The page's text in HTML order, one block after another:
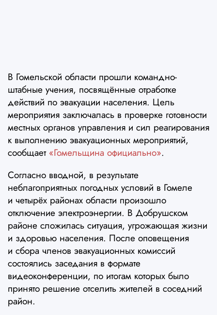
В Гомельской области прошли командно-
штабные учения, посвящённые отработке
действий по эвакуации населения. Цель
мероприятия заключалась в проверке готовности
местных органов управления и сил реагирования
к выполнению эвакуационных мероприятий,
сообщает «Гомельщина официально».
Согласно вводной, в результате
неблагоприятных погодных условий в Гомеле
и четырёх районах области произошло
отключение электроэнергии. В Добрушском
районе сложилась ситуация, угрожающая жизни
и здоровью населения. После оповещения
и сбора членов эвакуационных комиссий
состоялись заседания в формате
видеоконференции, по итогам которых было
принято решение отселить жителей в соседний
район.